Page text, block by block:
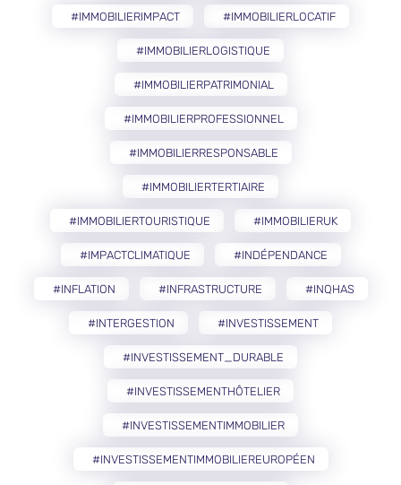
#IMMOBILIERIMPACT #IMMOBILIERLOCATIF
#IMMOBILIERLOGISTIQUE
#IMMOBILIERPATRIMONIAL
#IMMOBILIERPROFESSIONNEL
#IMMOBILIERRESPONSABLE
#IMMOBILIERTERTIAIRE
#IMMOBILIERTOURISTIQUE #IMMOBILIERUK
#IMPACTCLIMATIQUE #INDÉPENDANCE
#INFLATION #INFRASTRUCTURE #INQHAS
#INTERGESTION #INVESTISSEMENT
#INVESTISSEMENT_DURABLE
#INVESTISSEMENTHÔTELIER
#INVESTISSEMENTIMMOBILIER
#INVESTISSEMENTIMMOBILIEREUROPÉEN